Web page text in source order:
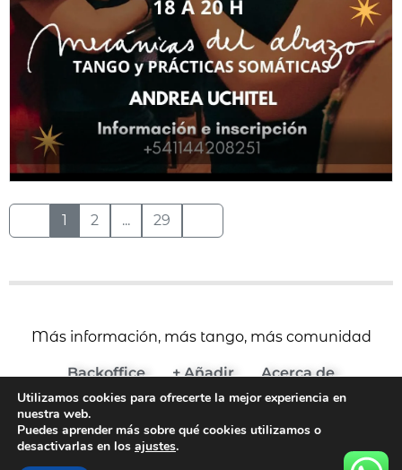
1 2 ... 29
Más información, más tango, más comunidad
Backoffice + Añadir
Acerca de
(c) 2024 Agenda del Tango
Aviso Legal y Términos de Uso
Política de Cookies
Política de Privacidad
Utilizamos cookies para ofrecerte la mejor experiencia en
nuestra web.
Puedes aprender más sobre qué cookies utilizamos o
desactivarlas en los ajustes.